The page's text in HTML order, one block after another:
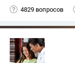
4829 вопросов